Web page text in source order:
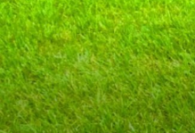
Pular
para
o
conteúdo